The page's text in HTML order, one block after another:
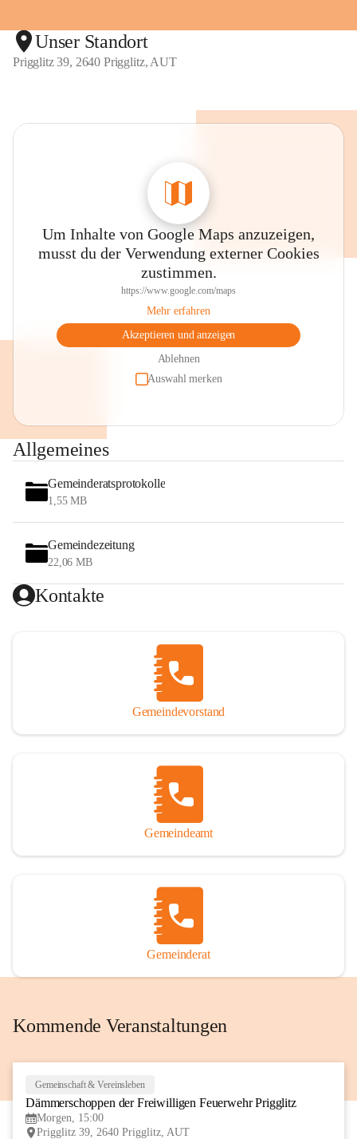
Unser Standort
Prigglitz 39, 2640 Prigglitz, AUT
Um Inhalte von Google Maps anzuzeigen,
musst du der Verwendung externer Cookies
zustimmen.
https://www.google.com/maps
Mehr erfahren
Akzeptieren und anzeigen
Ablehnen
Auswahl merken
Allgemeines
Gemeinderatsprotokolle
1,55 MB
Gemeindezeitung
22,06 MB
Kontakte
Gemeindevorstand
Gemeindeamt
Gemeinderat
Kommende Veranstaltungen
Gemeinschaft & Vereinsleben
Dämmerschoppen der Freiwilligen Feuerwehr Prigglitz
Morgen, 15:00
Prigglitz 39, 2640 Prigglitz, AUT